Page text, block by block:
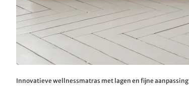
Innovatieve wellnessmatras met lagen en fijne